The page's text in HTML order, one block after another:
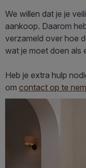
We willen dat je je
aankoop. Daarom
verzameld over hoe
wat je moet doen als
Heb je extra hulp
om contact op te